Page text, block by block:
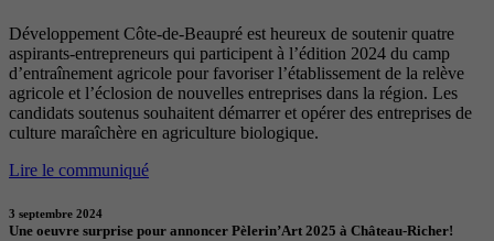
Développement Côte-de-Beaupré est heureux de soutenir quatre
aspirants-entrepreneurs qui participent à l’édition 2024 du camp
d’entraînement agricole pour favoriser l’établissement de la relève
agricole et l’éclosion de nouvelles entreprises dans la région. Les
candidats soutenus souhaitent démarrer et opérer des entreprises de
culture maraîchère en agriculture biologique.
Lire le communiqué
3 septembre 2024
Une oeuvre surprise pour annoncer Pèlerin’Art 2025 à Château-Richer!